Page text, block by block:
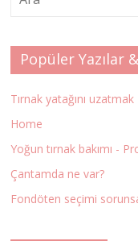
Popüler Yazılar
Tırnak yatağını uzatmak
Home
Yoğun tırnak bakımı -
Çantamda ne var?
Fondöten seçimi